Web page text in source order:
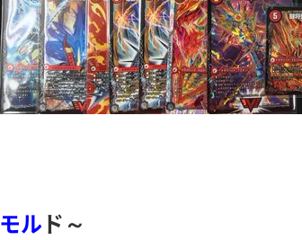
モルド～